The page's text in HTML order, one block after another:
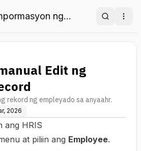
ng
Search
Edit ng
rekord ng empleyado sa anyaahr.
2026
ang HRIS
at piliin ang Employee.